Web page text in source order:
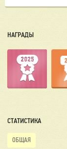
НАГРАДЫ
СТАТИСТИКА
ОБЩАЯ